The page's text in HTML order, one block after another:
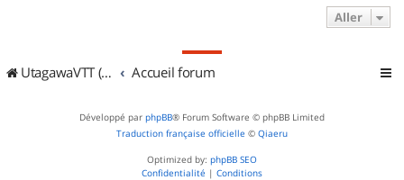
Aller
UtagawaVTT (Randos VTT et VTTAE avec traces GPS) Accueil forum
Développé par phpBB® Forum Software © phpBB Limited
Traduction française officielle © Qiaeru
Optimized by: phpBB SEO
Confidentialité | Conditions